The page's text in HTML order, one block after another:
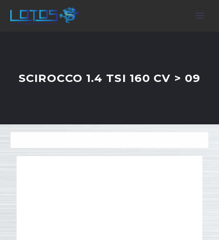
SCIROCCO 1.4 TSI 160 CV > 09